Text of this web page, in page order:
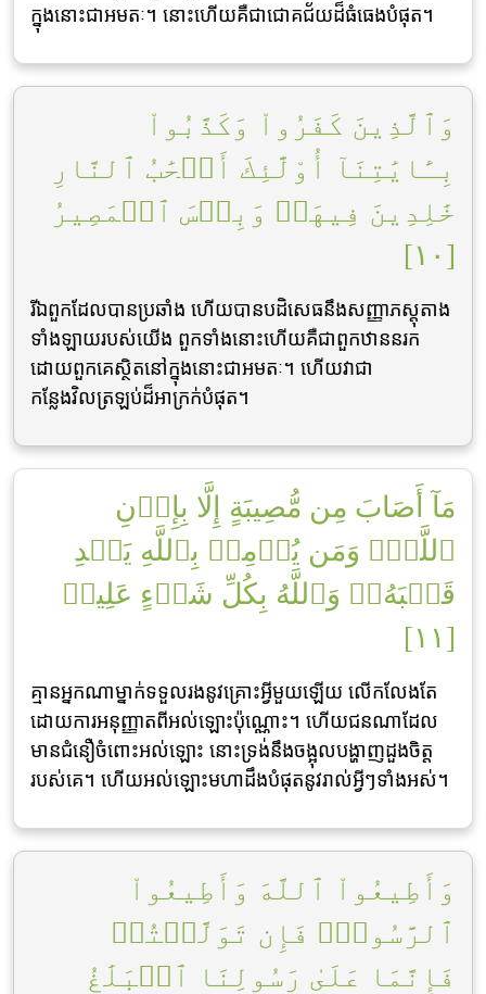
ក្នុងនោះជាអមតៈ។ នោះហើយគឺជាជោគជ័យដ៏ធំធេងបំផុត។
وَٱلَّذِينَ كَفَرُواْ وَكَذَّبُواْ
بِـَٔايَٰتِنَآ أُوْلَٰٓئِكَ أَصۡحَٰبُ ٱلنَّارِ
خَٰلِدِينَ فِيهَاۖ وَبِئۡسَ ٱلۡمَصِيرُ
[١٠]
រីឯពួកដែលបានប្រឆាំង ហើយបានបដិសេធនឹងសញ្ញាភស្តុតាង
ទាំងឡាយរបស់យើង ពួកទាំងនោះហើយគឺជាពួកឋាននរក
ដោយពួកគេស្ថិតនៅក្នុងនោះជាអមតៈ។ ហើយវាជា
កន្លែងវិលត្រឡប់ដ៏អាក្រក់បំផុត។
مَآ أَصَابَ مِن مُّصِيبَةٍ إِلَّا بِإِذۡنِ
ٱللَّهِۗ وَمَن يُؤۡمِنۢ بِٱللَّهِ يَهۡدِ
قَلۡبَهُۥۚ وَٱللَّهُ بِكُلِّ شَيۡءٍ عَلِيمٞ
[١١]
គ្មានអ្នកណាម្នាក់ទទួលរងនូវគ្រោះអ្វីមួយឡើយ លើកលែងតែ
ដោយការអនុញ្ញាតពីអល់ឡោះប៉ុណ្ណោះ។ ហើយជនណាដែល
មានជំនឿចំពោះអល់ឡោះ នោះទ្រង់នឹងចង្អុលបង្ហាញដួងចិត្ដ
របស់គេ។ ហើយអល់ឡោះមហាដឹងបំផុតនូវរាល់អ្វីៗទាំងអស់។
وَأَطِيعُواْ ٱللَّهَ وَأَطِيعُواْ
ٱلرَّسُولَۚ فَإِن تَوَلَّيۡتُمۡ
فَإِنَّمَا عَلَىٰ رَسُولِنَا ٱلۡبَلَٰغُ